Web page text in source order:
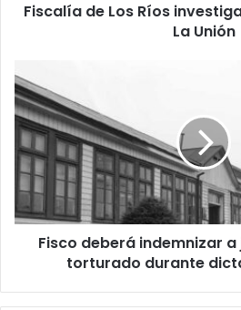
Unión
Fiscalía de Los Ríos
La Unión
deberá
indemnizar
a
joven
de
Unión
torturado
duranteFisco deberá indemnizar a
torturado durante